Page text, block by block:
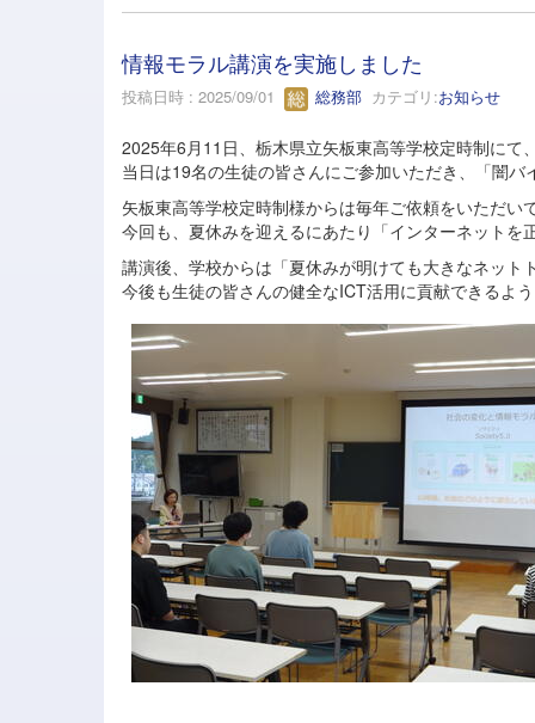
情報モラル講演を実施しました
投稿日時 : 2025/09/01 総務部 カテゴリ:お知らせ
2025年6月11日、栃木県立矢板東高等学校定時制にて
当日は19名の生徒の皆さんにご参加いただき、「闇
矢板東高等学校定時制様からは毎年ご依頼をいただ
今回も、夏休みを迎えるにあたり「インターネット
講演後、学校からは「夏休みが明けても大きなネッ
今後も生徒の皆さんの健全なICT活用に貢献できるよ